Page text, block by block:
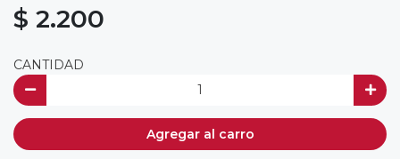
$ 2.200
CANTIDAD
Agregar al carro